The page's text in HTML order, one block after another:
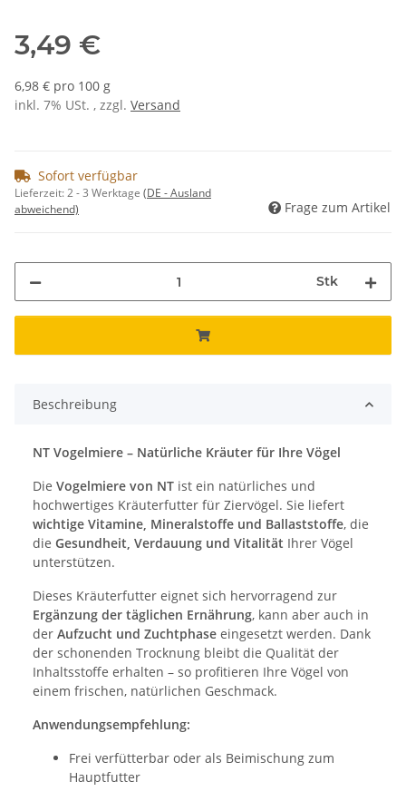
3,49 €
6,98 € pro 100 g
inkl. 7% USt. , zzgl. Versand
Sofort verfügbar
Lieferzeit:2 - 3 Werktage (DE - Ausland
abweichend)
Frage zum Artikel
Stk
Beschreibung
NT Vogelmiere – Natürliche Kräuter für Ihre Vögel
Die Vogelmiere von NT ist ein natürliches und
hochwertiges Kräuterfutter für Ziervögel. Sie liefert
wichtige Vitamine, Mineralstoffe und Ballaststoffe, die
die Gesundheit, Verdauung und Vitalität Ihrer Vögel
unterstützen.
Dieses Kräuterfutter eignet sich hervorragend zur
Ergänzung der täglichen Ernährung, kann aber auch in
der Aufzucht und Zuchtphase eingesetzt werden. Dank
der schonenden Trocknung bleibt die Qualität der
Inhaltsstoffe erhalten – so profitieren Ihre Vögel von
einem frischen, natürlichen Geschmack.
Anwendungsempfehlung:
Frei verfütterbar oder als Beimischung zum
Hauptfutter